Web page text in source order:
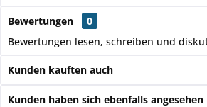
Bewertungen
0
Bewertungen lesen, schreiben und
Kunden kauften auch
Kunden haben sich ebenfalls angesehen